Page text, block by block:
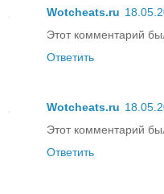
Wotcheats.ru
Этот комментарий
Ответить
Wotcheats.ru
Этот комментарий
Ответить